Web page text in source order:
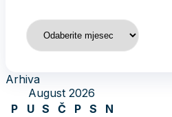
Arhiva
Arhiva
August 2026
P
U S Č P S
N